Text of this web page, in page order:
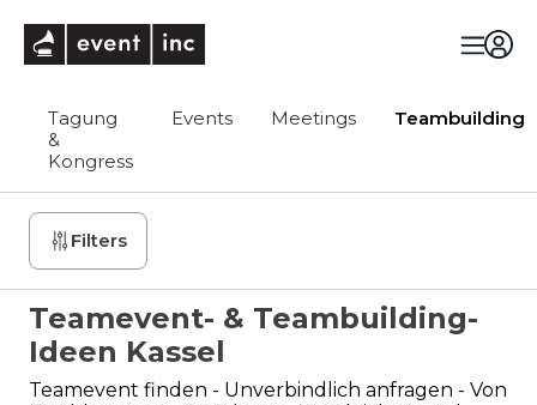
Tagung
&
Kongress
Events Meetings Teambuilding
Filters
Teamevent- & Teambuilding-
Ideen Kassel
Teamevent finden - Unverbindlich anfragen - Von